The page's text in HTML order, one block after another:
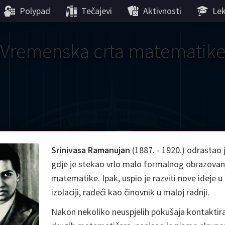
Polypad Tečajevi Aktivnosti
Vremenska crta matematike
von
Einstein
Carroll
Cayley
Boole
Hamilton
Srinivasa Ramanujan (1887. - 1920.) odrastao
gdje je stekao vrlo malo formalnog
matematike. Ipak, uspio je razviti nove ideje
izolaciji, radeći kao činovnik u maloj radnji.
Nakon nekoliko neuspjelih pokušaja